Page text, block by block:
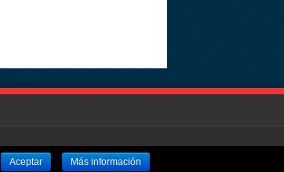
·Aviso legal ·Política de privacidad
Aceptar Más información